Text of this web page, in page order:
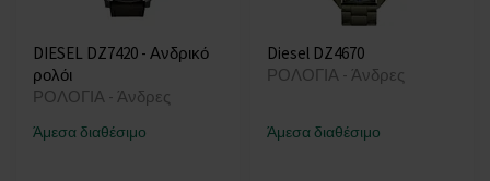
DIESEL DZ7420 - Ανδρικό
ρολόι
ΡΟΛΟΓΙΑ - Άνδρες
Άμεσα διαθέσιμο
Diesel DZ4670
ΡΟΛΟΓΙΑ - Άνδρες
Άμεσα διαθέσιμο